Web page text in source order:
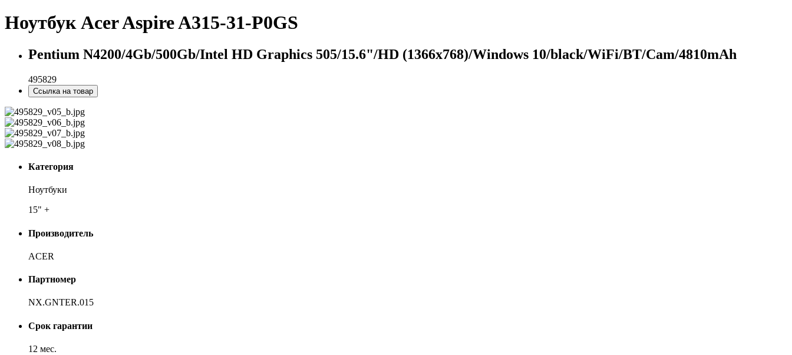
Ноутбук Acer Aspire A315-31-P0GS
Pentium N4200/4Gb/500Gb/Intel HD Graphics 505/15.6"/HD (1366x768)/Windows 10/black/WiFi/BT/Cam/4810mAh
495829
Ссылка на товар
Категория
Ноутбуки
15" +
Производитель
ACER
Партномер
NX.GNTER.015
Срок гарантии
12 мес.